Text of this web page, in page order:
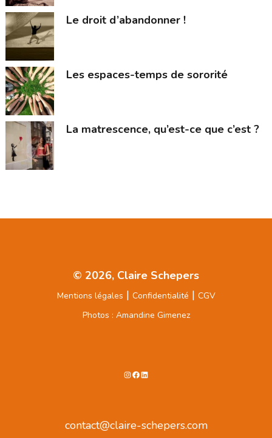
Le droit d’abandonner !
Les espaces-temps de sororité
La matrescence, qu’est-ce que c’est ?
© 2026, Claire Schepers
Mentions légales | Confidentialité | CGV
Photos : Amandine Gimenez
Instagram
Facebook
LinkedIn
contact@claire-schepers.com